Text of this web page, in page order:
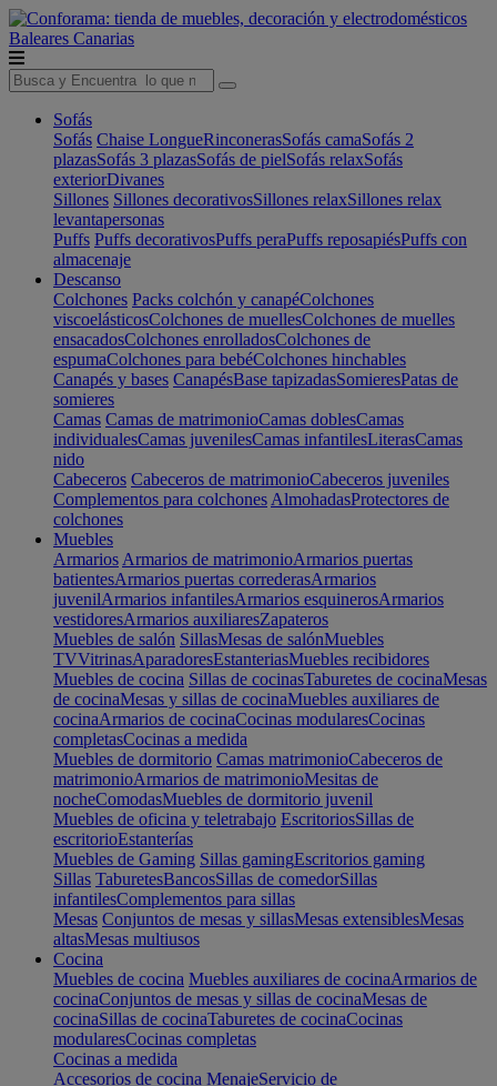
Baleares Canarias
Sofás
Sofás Chaise LongueRinconerasSofás camaSofás 2
plazasSofás 3 plazasSofás de pielSofás relaxSofás
exteriorDivanes
Sillones Sillones decorativosSillones relaxSillones relax
levantapersonas
Puffs Puffs decorativosPuffs peraPuffs reposapiésPuffs con
almacenaje
Descanso
Colchones Packs colchón y canapéColchones
viscoelásticosColchones de muellesColchones de muelles
ensacadosColchones enrolladosColchones de
espumaColchones para bebéColchones hinchables
Canapés y bases CanapésBase tapizadasSomieresPatas de
somieres
Camas Camas de matrimonioCamas doblesCamas
individualesCamas juvenilesCamas infantilesLiterasCamas
nido
Cabeceros Cabeceros de matrimonioCabeceros juveniles
Complementos para colchones AlmohadasProtectores de
colchones
Muebles
Armarios Armarios de matrimonioArmarios puertas
batientesArmarios puertas correderasArmarios
juvenilArmarios infantilesArmarios esquinerosArmarios
vestidoresArmarios auxiliaresZapateros
Muebles de salón SillasMesas de salónMuebles
TVVitrinasAparadoresEstanteriasMuebles recibidores
Muebles de cocina Sillas de cocinasTaburetes de cocinaMesas
de cocinaMesas y sillas de cocinaMuebles auxiliares de
cocinaArmarios de cocinaCocinas modularesCocinas
completasCocinas a medida
Muebles de dormitorio Camas matrimonioCabeceros de
matrimonioArmarios de matrimonioMesitas de
nocheComodasMuebles de dormitorio juvenil
Muebles de oficina y teletrabajo EscritoriosSillas de
escritorioEstanterías
Muebles de Gaming Sillas gamingEscritorios gaming
Sillas TaburetesBancosSillas de comedorSillas
infantilesComplementos para sillas
Mesas Conjuntos de mesas y sillasMesas extensiblesMesas
altasMesas multiusos
Cocina
Muebles de cocina Muebles auxiliares de cocinaArmarios de
cocinaConjuntos de mesas y sillas de cocinaMesas de
cocinaSillas de cocinaTaburetes de cocinaCocinas
modularesCocinas completas
Cocinas a medida
Accesorios de cocina MenajeServicio de